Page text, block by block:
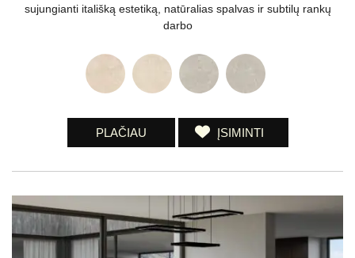
sujungianti itališką estetiką, natūralias spalvas ir subtilų rankų
darbo
PLAČIAU ĮSIMINTI